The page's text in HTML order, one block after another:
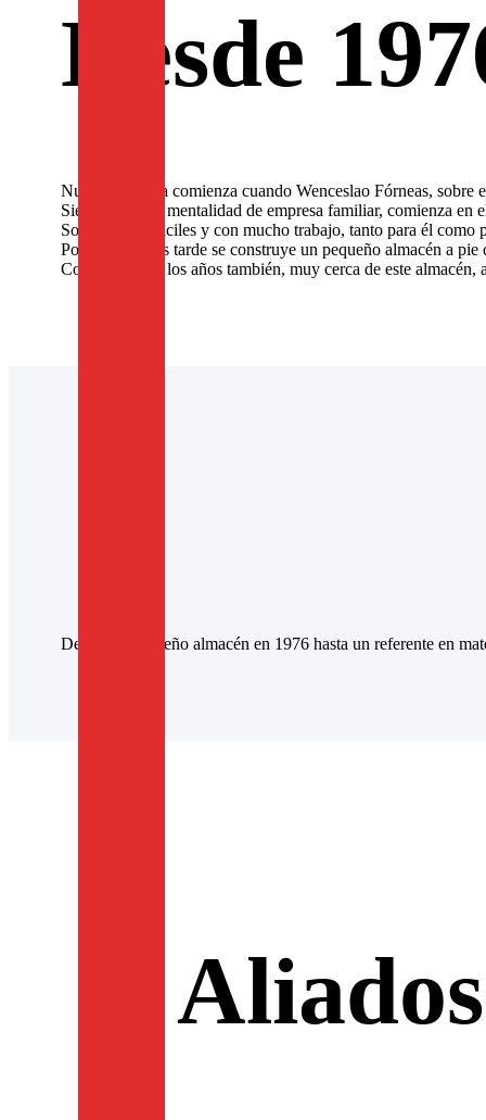
Desde
Nuestra historia comienza cuando Wenceslao Fórneas,
Siempre con la mentalidad de empresa familiar, comienza en
Son épocas dificiles y con mucho trabajo, tanto para él como
Pocos años más tarde se construye un pequeño almacén a
Con el paso de los años también, muy cerca de este almacén,
Desde un pequeño almacén en 1976 hasta un referente en